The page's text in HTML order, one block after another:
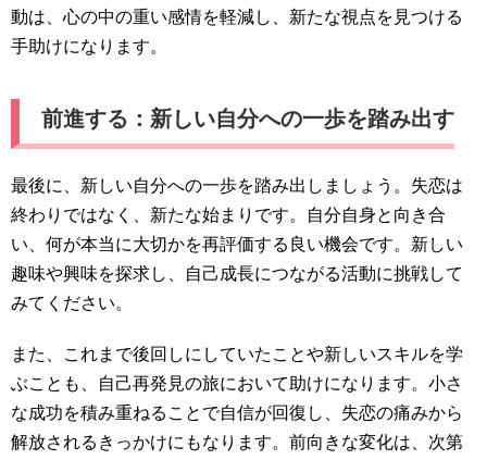
動は、心の中の重い感情を軽減し、新たな視点を見つける
手助けになります。
前進する：新しい自分への一歩を踏み出す
最後に、新しい自分への一歩を踏み出しましょう。失恋は
終わりではなく、新たな始まりです。自分自身と向き合
い、何が本当に大切かを再評価する良い機会です。新しい
趣味や興味を探求し、自己成長につながる活動に挑戦して
みてください。
また、これまで後回しにしていたことや新しいスキルを学
ぶことも、自己再発見の旅において助けになります。小さ
な成功を積み重ねることで自信が回復し、失恋の痛みから
解放されるきっかけにもなります。前向きな変化は、次第